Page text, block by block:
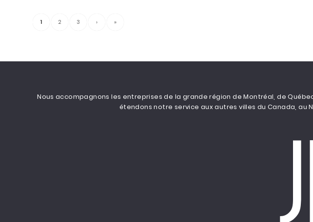
1 2 3 › »
Nous accompagnons les entreprises de la grande région de Montréal, de
étendons notre service aux autres villes du Canada, au